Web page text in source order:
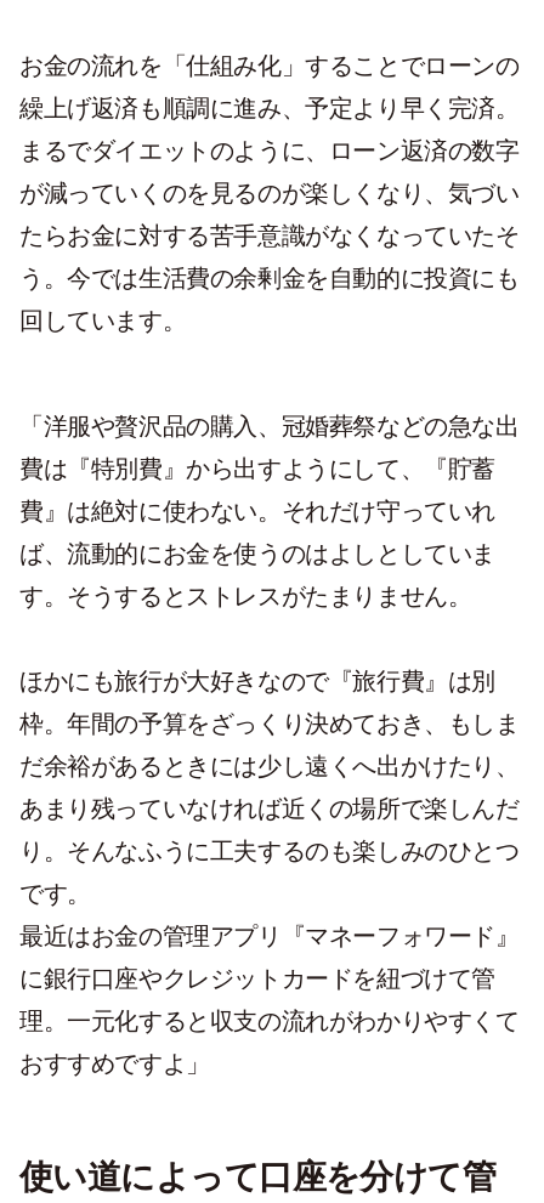
お金の流れを「仕組み化」することでローンの
繰上げ返済も順調に進み、予定より早く完済。
まるでダイエットのように、ローン返済の数字
が減っていくのを見るのが楽しくなり、気づい
たらお金に対する苦手意識がなくなっていたそ
う。今では生活費の余剰金を自動的に投資にも
回しています。
「洋服や贅沢品の購入、冠婚葬祭などの急な出
費は『特別費』から出すようにして、『貯蓄
費』は絶対に使わない。それだけ守っていれ
ば、流動的にお金を使うのはよしとしていま
す。そうするとストレスがたまりません。
ほかにも旅行が大好きなので『旅行費』は別
枠。年間の予算をざっくり決めておき、もしま
だ余裕があるときには少し遠くへ出かけたり、
あまり残っていなければ近くの場所で楽しんだ
り。そんなふうに工夫するのも楽しみのひとつ
です。
最近はお金の管理アプリ『マネーフォワード』
に銀行口座やクレジットカードを紐づけて管
理。一元化すると収支の流れがわかりやすくて
おすすめですよ」
使い道によって口座を分けて管